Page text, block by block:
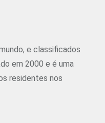
e classificados
em 2000 e é uma
residentes nos